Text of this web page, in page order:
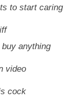
to start caring
anything
video
cock